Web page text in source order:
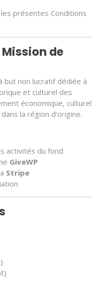
présentes Conditions
de
but non lucratif dédiée à
et culturel des
économique, culturel
la région d’origine.
activités du fond
GiveWP
Stripe